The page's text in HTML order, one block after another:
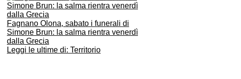
Fagnano Olona, sabato i funerali di
Simone Brun: la salma rientra venerdì
dalla Grecia
Leggi le ultime di: Territorio